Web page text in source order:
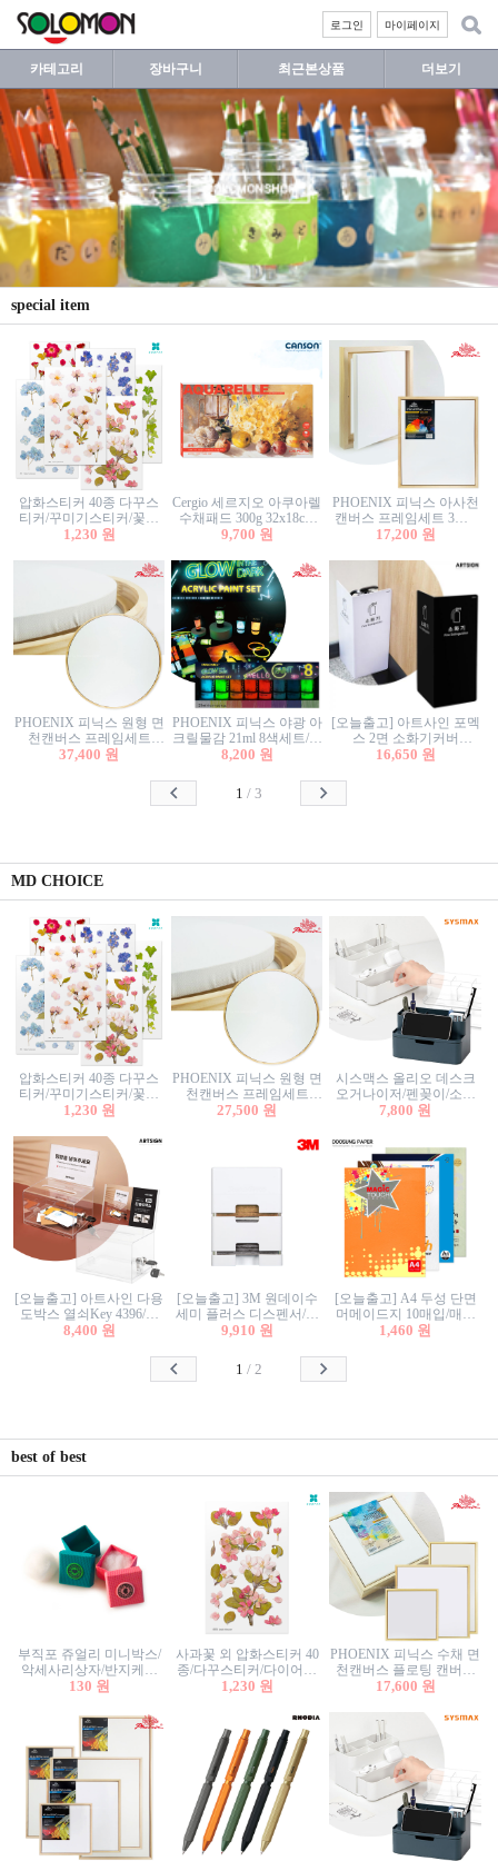
마이페이지
로그인
카테고리 장바구니 최근본상품 더보기
special item
압화스티커 40종 다꾸스
티커/꾸미기스티커/꽃스
티커/압화꽃책갈피/팬시
1,230 원
Cergio 세르지오 아쿠아렐
수채패드 300g 32x18cm
12매 1면제본
9,700 원
PHOENIX 피닉스 아사천
캔버스 프레임세트 3호F
27.3x22cm 캔버스와 올림
17,200 원
PHOENIX 피닉스 원형 면
천캔버스 프레임세트
40cm/원형캔버스/플로팅
37,400 원
PHOENIX 피닉스 야광 아
크릴물감 21ml 8색세트/야
광물감
8,200 원
[오늘출고] 아트사인 포멕
스 2면 소화기커버
1470/1471/소화기커버/소
함/소화기거치대/소화기
16,650 원
1 / 3
MD CHOICE
압화스티커 40종 다꾸스
티커/꾸미기스티커/꽃스
티커/압화꽃책갈피/팬시
1,230 원
PHOENIX 피닉스 원형 면
천캔버스 프레임세트
30cm/원형캔버스/플로팅
27,500 원
시스맥스 올리오 데스크
오거나이저/펜꽂이/소품
꽂이/소품함/정리함/수납
7,800 원
[오늘출고] 아트사인 다용
도박스 열쇠Key 4396/투
표함/건의함/모금함/응모
8,400 원
[오늘출고] 3M 원데이수
세미 플러스 디스펜서/소
프트수세미5매+강력수세
9,910 원
[오늘출고] A4 두성 단면
머메이드지 10매입/매직
터치/색지/색상지/색복사
칼라색지/고급복사지
1,460 원
1 / 2
best of best
부직포 쥬얼리 미니박스/
악세사리상자/반지케이
스/반지상자/귀걸이상자/
130 원
사과꽃 외 압화스티커 40
종/다꾸스티커/다이어리
꾸미기/꽃스티커/자연물
1,230 원
PHOENIX 피닉스 수채 면
천캔버스 플로팅 캔버스
프레임세트 30x30cm/액자
17,600 원